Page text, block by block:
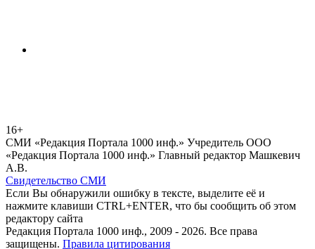
16+
СМИ «Редакция Портала 1000 инф.» Учредитель ООО
«Редакция Портала 1000 инф.» Главный редактор Машкевич
А.В.
Свидетельство СМИ
Если Вы обнаружили ошибку в тексте, выделите её и
нажмите клавиши CTRL+ENTER, что бы сообщить об этом
редактору сайта
Редакция Портала 1000 инф., 2009 - 2026. Все права
защищены. Правила цитирования